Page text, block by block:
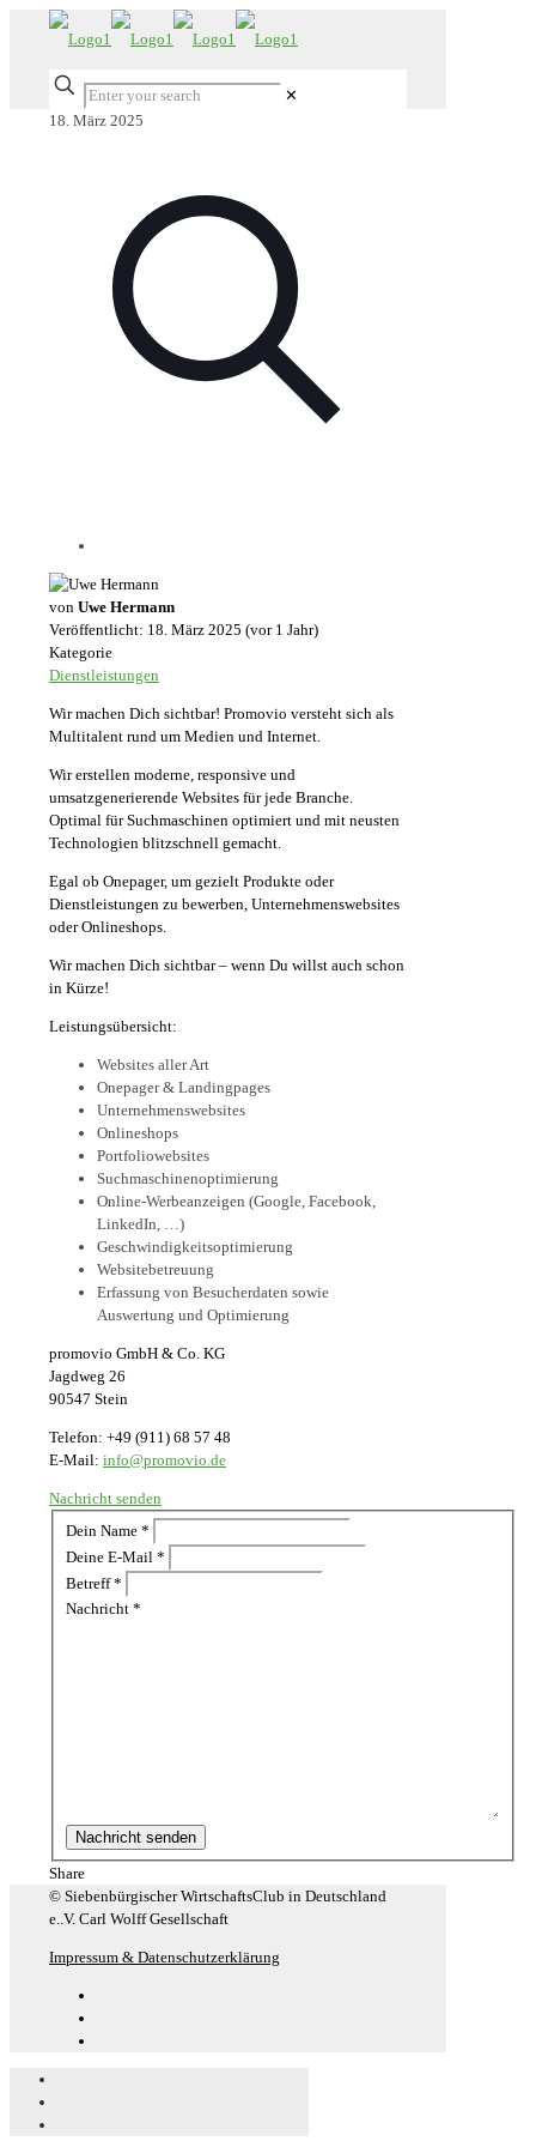
✕
18. März 2025
von Uwe Hermann
Veröffentlicht: 18. März 2025 (vor 1 Jahr)
Kategorie
Dienstleistungen
Wir machen Dich sichtbar! Promovio versteht sich als
Multitalent rund um Medien und Internet.
Wir erstellen moderne, responsive und
umsatzgenerierende Websites für jede Branche.
Optimal für Suchmaschinen optimiert und mit neusten
Technologien blitzschnell gemacht.
Egal ob Onepager, um gezielt Produkte oder
Dienstleistungen zu bewerben, Unternehmenswebsites
oder Onlineshops.
Wir machen Dich sichtbar – wenn Du willst auch schon
in Kürze!
Leistungsübersicht:
Websites aller Art
Onepager & Landingpages
Unternehmenswebsites
Onlineshops
Portfoliowebsites
Suchmaschinenoptimierung
Online-Werbeanzeigen (Google, Facebook,
LinkedIn, …)
Geschwindigkeitsoptimierung
Websitebetreuung
Erfassung von Besucherdaten sowie
Auswertung und Optimierung
promovio GmbH & Co. KG
Jagdweg 26
90547 Stein
Telefon: +49 (911) 68 57 48
E-Mail: info@promovio.de
Nachricht senden
Dein Name *
Deine E-Mail *
Betreff*
Nachricht *
Share
© Siebenbürgischer WirtschaftsClub in Deutschland
e..V. Carl Wolff Gesellschaft
Impressum & Datenschutzerklärung